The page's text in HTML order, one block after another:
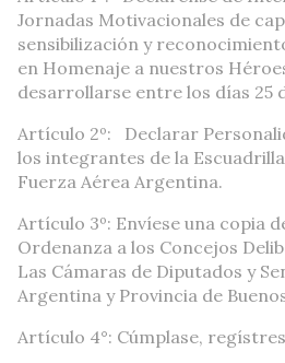
Jornadas Motivacionales de
sensibilización y
en Homenaje a nuestros
desarrollarse entre los días 25
Artículo 2º: Declarar
los integrantes de la
Fuerza Aérea Argentina.
Artículo 3º: Envíese una copia
Ordenanza a los Concejos
Las Cámaras de Diputados y
Argentina y Provincia de
Artículo 4°: Cúmplase,